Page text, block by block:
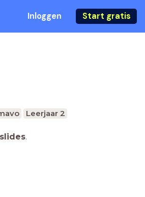
Inloggen Start gratis
Leerjaar 2
.